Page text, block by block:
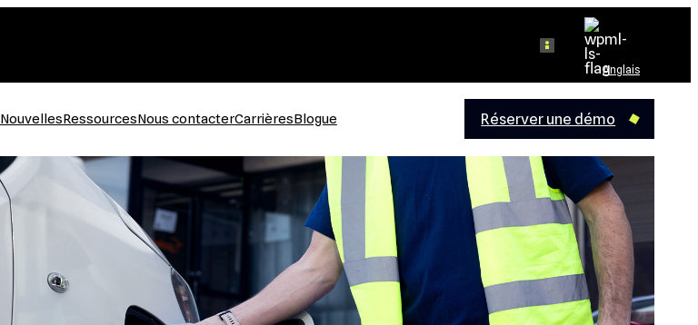
Anglais
NouvellesRessourcesNous contacterCarrièresBlogue Réserver une démo